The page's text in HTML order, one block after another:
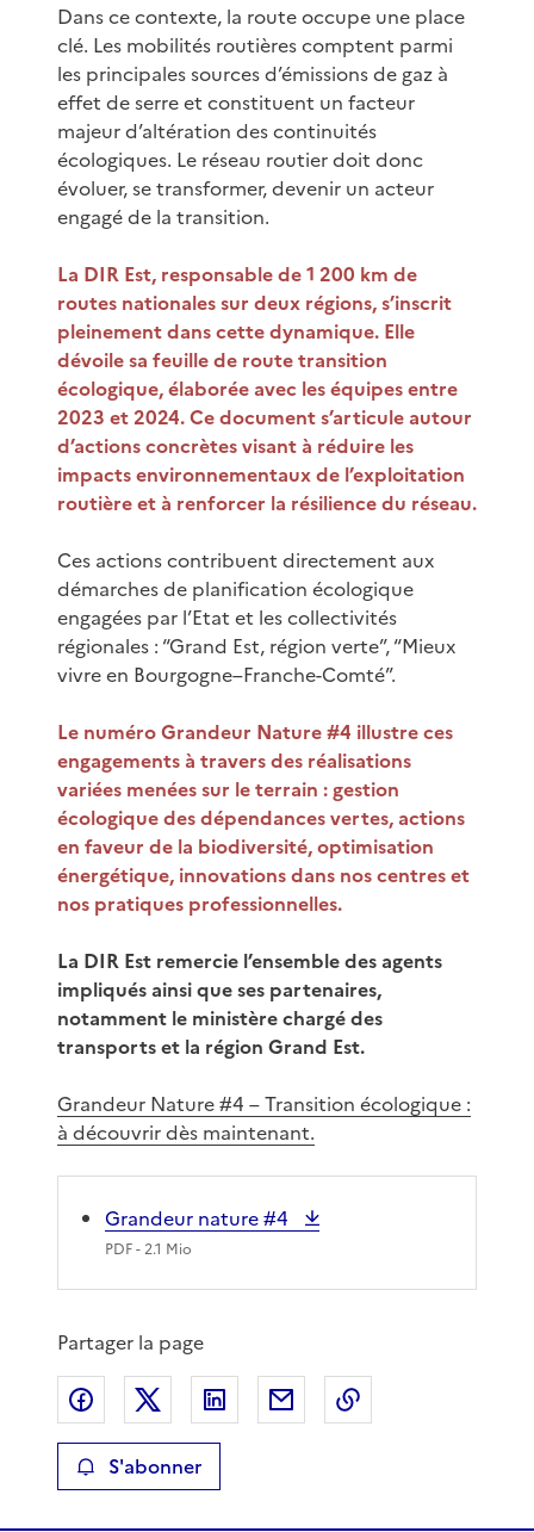
Dans ce contexte, la route occupe une place
clé. Les mobilités routières comptent parmi
les principales sources d’émissions de gaz à
effet de serre et constituent un facteur
majeur d’altération des continuités
écologiques. Le réseau routier doit donc
évoluer, se transformer, devenir un acteur
engagé de la transition.
La DIR Est, responsable de 1 200 km de
routes nationales sur deux régions, s’inscrit
pleinement dans cette dynamique. Elle
dévoile sa feuille de route transition
écologique, élaborée avec les équipes entre
2023 et 2024. Ce document s’articule autour
d’actions concrètes visant à réduire les
impacts environnementaux de l’exploitation
routière et à renforcer la résilience du réseau.
Ces actions contribuent directement aux
démarches de planification écologique
engagées par l’Etat et les collectivités
régionales : “Grand Est, région verte”, “Mieux
vivre en Bourgogne–Franche-Comté”.
Le numéro Grandeur Nature #4 illustre ces
engagements à travers des réalisations
variées menées sur le terrain : gestion
écologique des dépendances vertes, actions
en faveur de la biodiversité, optimisation
énergétique, innovations dans nos centres et
nos pratiques professionnelles.
La DIR Est remercie l’ensemble des agents
impliqués ainsi que ses partenaires,
notamment le ministère chargé des
transports et la région Grand Est.
Grandeur Nature #4 – Transition écologique :
à découvrir dès maintenant.
Grandeur nature #4
PDF- 2.1 Mio
Partager la page
Partager sur Facebook
Partager sur XPartager sur LinkedIn
Partager par email
S'abonner